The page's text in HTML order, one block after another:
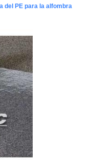
del PE para la alfombra